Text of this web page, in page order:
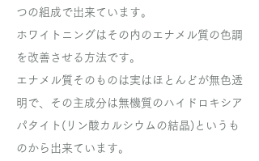
つの組成で出来ています。
ホワイトニングはその内のエナメル質の色調
を改善させる方法です。
エナメル質そのものは実はほとんどが無色透
明で、その主成分は無機質のハイドロキシア
パタイト(リン酸カルシウムの結晶)というも
のから出来ています。